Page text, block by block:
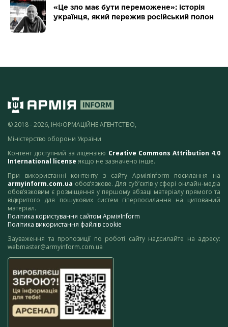
«Це зло має бути переможене»: історія
українця, який пережив російський полон
© 2018 - 2026, ІНФОРМАЦІЙНЕ АГЕНТСТВО,
Міністерство оборони України
Контент доступний за ліцензією Creative Commons Attribution 4.0
International license якщо не зазначено інше.
При використанні контенту з сайту АрміяInform посилання на
armyinform.com.ua обов’язкове. Для суб’єктів у сфері онлайн-медіа
обов’язковим є розміщення у першому абзаці матеріалу прямого та
відкритого для пошукових систем гіперпосилання на цитований
матеріал.
Політика користування сайтом АрміяInform
Політика використання файлів cookie
Зауваження та пропозиції по роботі сайту надсилайте на адресу:
webmaster@armyinform.com.ua